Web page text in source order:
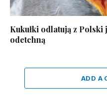
Kukułki odlatują z
odetchną
ADD A